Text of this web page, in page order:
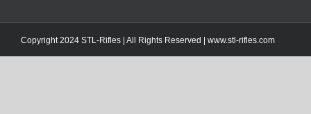
Copyright 2024 STL-Rifles | All Rights Reserved | www.stl-rifles.com